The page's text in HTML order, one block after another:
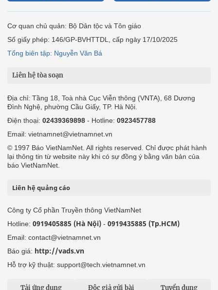
Cơ quan chủ quản: Bộ Dân tộc và Tôn giáo
Số giấy phép: 146/GP-BVHTTDL, cấp ngày 17/10/2025
Tổng biên tập: Nguyễn Văn Bá
Liên hệ tòa soạn
Địa chỉ: Tầng 18, Toà nhà Cục Viễn thông (VNTA), 68 Dương
Đình Nghệ, phường Cầu Giấy, TP. Hà Nội.
Điện thoại: 02439369898 - Hotline: 0923457788
Email: vietnamnet@vietnamnet.vn
© 1997 Báo VietNamNet. All rights reserved. Chỉ được phát hành
lại thông tin từ website này khi có sự đồng ý bằng văn bản của
báo VietNamNet.
Liên hệ quảng cáo
Công ty Cổ phần Truyền thông VietNamNet
Hotline: 0919405885 (Hà Nội) - 0919435885 (Tp.HCM)
Email: contact@vietnamnet.vn
Báo giá: http://vads.vn
Hỗ trợ kỹ thuật: support@tech.vietnamnet.vn
Tải ứng dụng Độc giả gửi bài Tuyển dụng